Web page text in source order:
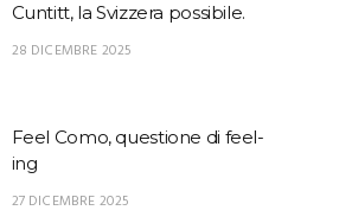
Cuntitt, la Svizzera possibile.
28 DICEMBRE 2025
Feel Como, questione di feel-
ing
27 DICEMBRE 2025